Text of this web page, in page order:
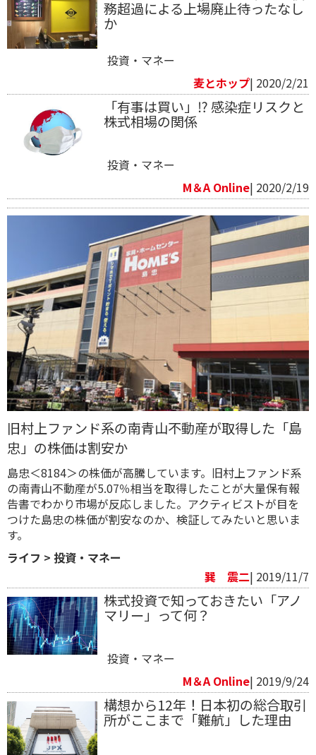
務超過による上場廃止待ったなし
か
投資・マネー
麦とホップ| 2020/2/21
「有事は買い」⁉ 感染症リスクと
株式相場の関係
投資・マネー
M＆A Online| 2020/2/19
旧村上ファンド系の南青山不動産が取得した「島
忠」の株価は割安か
島忠＜8184＞の株価が高騰しています。旧村上ファンド系
の南青山不動産が5.07％相当を取得したことが大量保有報
告書でわかり市場が反応しました。アクティビストが目を
つけた島忠の株価が割安なのか、検証してみたいと思いま
す。
ライフ > 投資・マネー
巽 震二| 2019/11/7
株式投資で知っておきたい「アノ
マリー」って何？
投資・マネー
M＆A Online| 2019/9/24
構想から12年！日本初の総合取引
所がここまで「難航」した理由